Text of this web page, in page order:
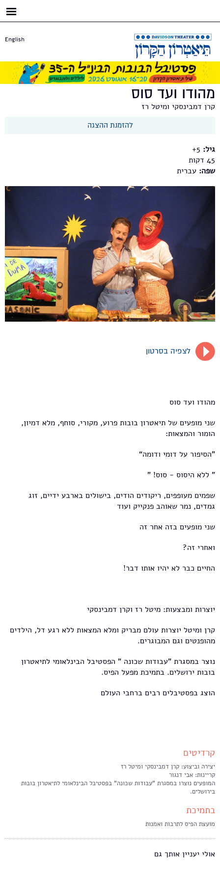
English
מהודו ועד סוס
קרן דמבינסקי ומיטל רז
להזמנת ההצגה
גיל: 5+
45
שפה: עברית
לצפיה בסרטון
מהודו ועד סוס
שני מופעים של תיאטרון בובות פרוע, מקורי, סוחף, מלא דמיון,
הומור והמצאות:
"הסיפור על דומי ודומה“
" ללא היסוס - סוס! "
שפמים מעופפים, ריקודים הודים, בישולים בארבע ידיים, זוג
גמדים, נמר שאוהב פנקייק ועוד
שני מופעים בזה אחר זה
ואחרי זה?
החיים כבר לא יהיו אותו דבר!
יוצרות ומבצעות: מיטל רז וקרן דמבינסקי
קרן ומיטל יוצרות עולם מבריק ומלא המצאות ללא רגע דל, הילדים
מהופנטים וגם המבוגרים.
נוצר במסגרת "עבודות שכונה " הפסטיבל הבינלאומי לתיאטרון
בובות ירושלים. בתמיכת מפעל הפיס.
הוצג בפסטיבלים רבים ברחבי העולם
קרדיטים
יצירה וביצוע: קרן דמבינסקי ומיטל רז
קריינות: אבי דנגור
המופעים נוצרו במסגרת "עבודות שכונה" בפסטיבל הבינלאומי לתיאטרון בובות
בירושלים.
בתמיכת
מועצת הפיס לתרבות ואמנות
אולי יעניין אותך גם